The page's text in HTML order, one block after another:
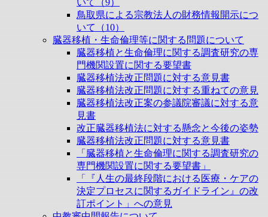
鳥取県による宗教法人の財務情報開示につ
いて（10）
臓器移植・生命倫理等に関する問題について
臓器移植と生命倫理に関する調査研究の専
門機関設置に関する要望書
臓器移植法改正問題に対する意見書
臓器移植法改正問題に対する重ねての意見
臓器移植法改正案の参議院審議に対する意
見書
改正臓器移植法に対する懸念と今後の姿勢
臓器移植法改正問題に対する意見書
「臓器移植と生命倫理に関する調査研究の
専門機関設置に関する要望書」
「『人生の最終段階における医療・ケアの
決定プロセスに関するガイドライン』の改
訂ポイント」への意見